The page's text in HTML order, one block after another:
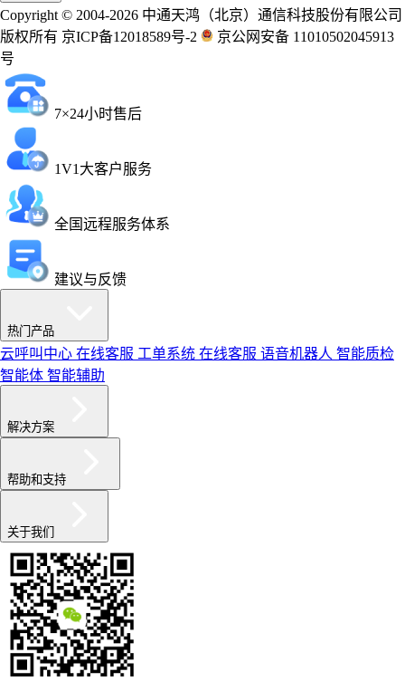
Copyright © 2004-2026 中通天鸿（北京）通信科技股份有限公司
版权所有 京ICP备12018589号-2
京公网安备 11010502045913
号
7×24小时售后
1V1大客户服务
全国远程服务体系
建议与反馈
热门产品
云呼叫中心 在线客服 工单系统 在线客服 语音机器人 智能质检
智能体 智能辅助
解决方案
帮助和支持
关于我们